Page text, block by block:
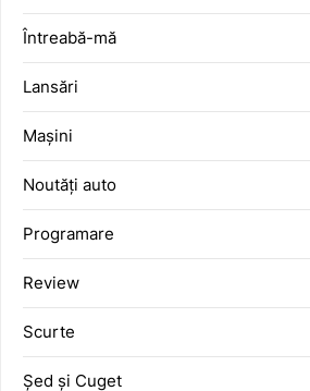
Întreabă-mă
Lansări
Mașini
Noutăți auto
Programare
Review
Scurte
Șed și Cuget